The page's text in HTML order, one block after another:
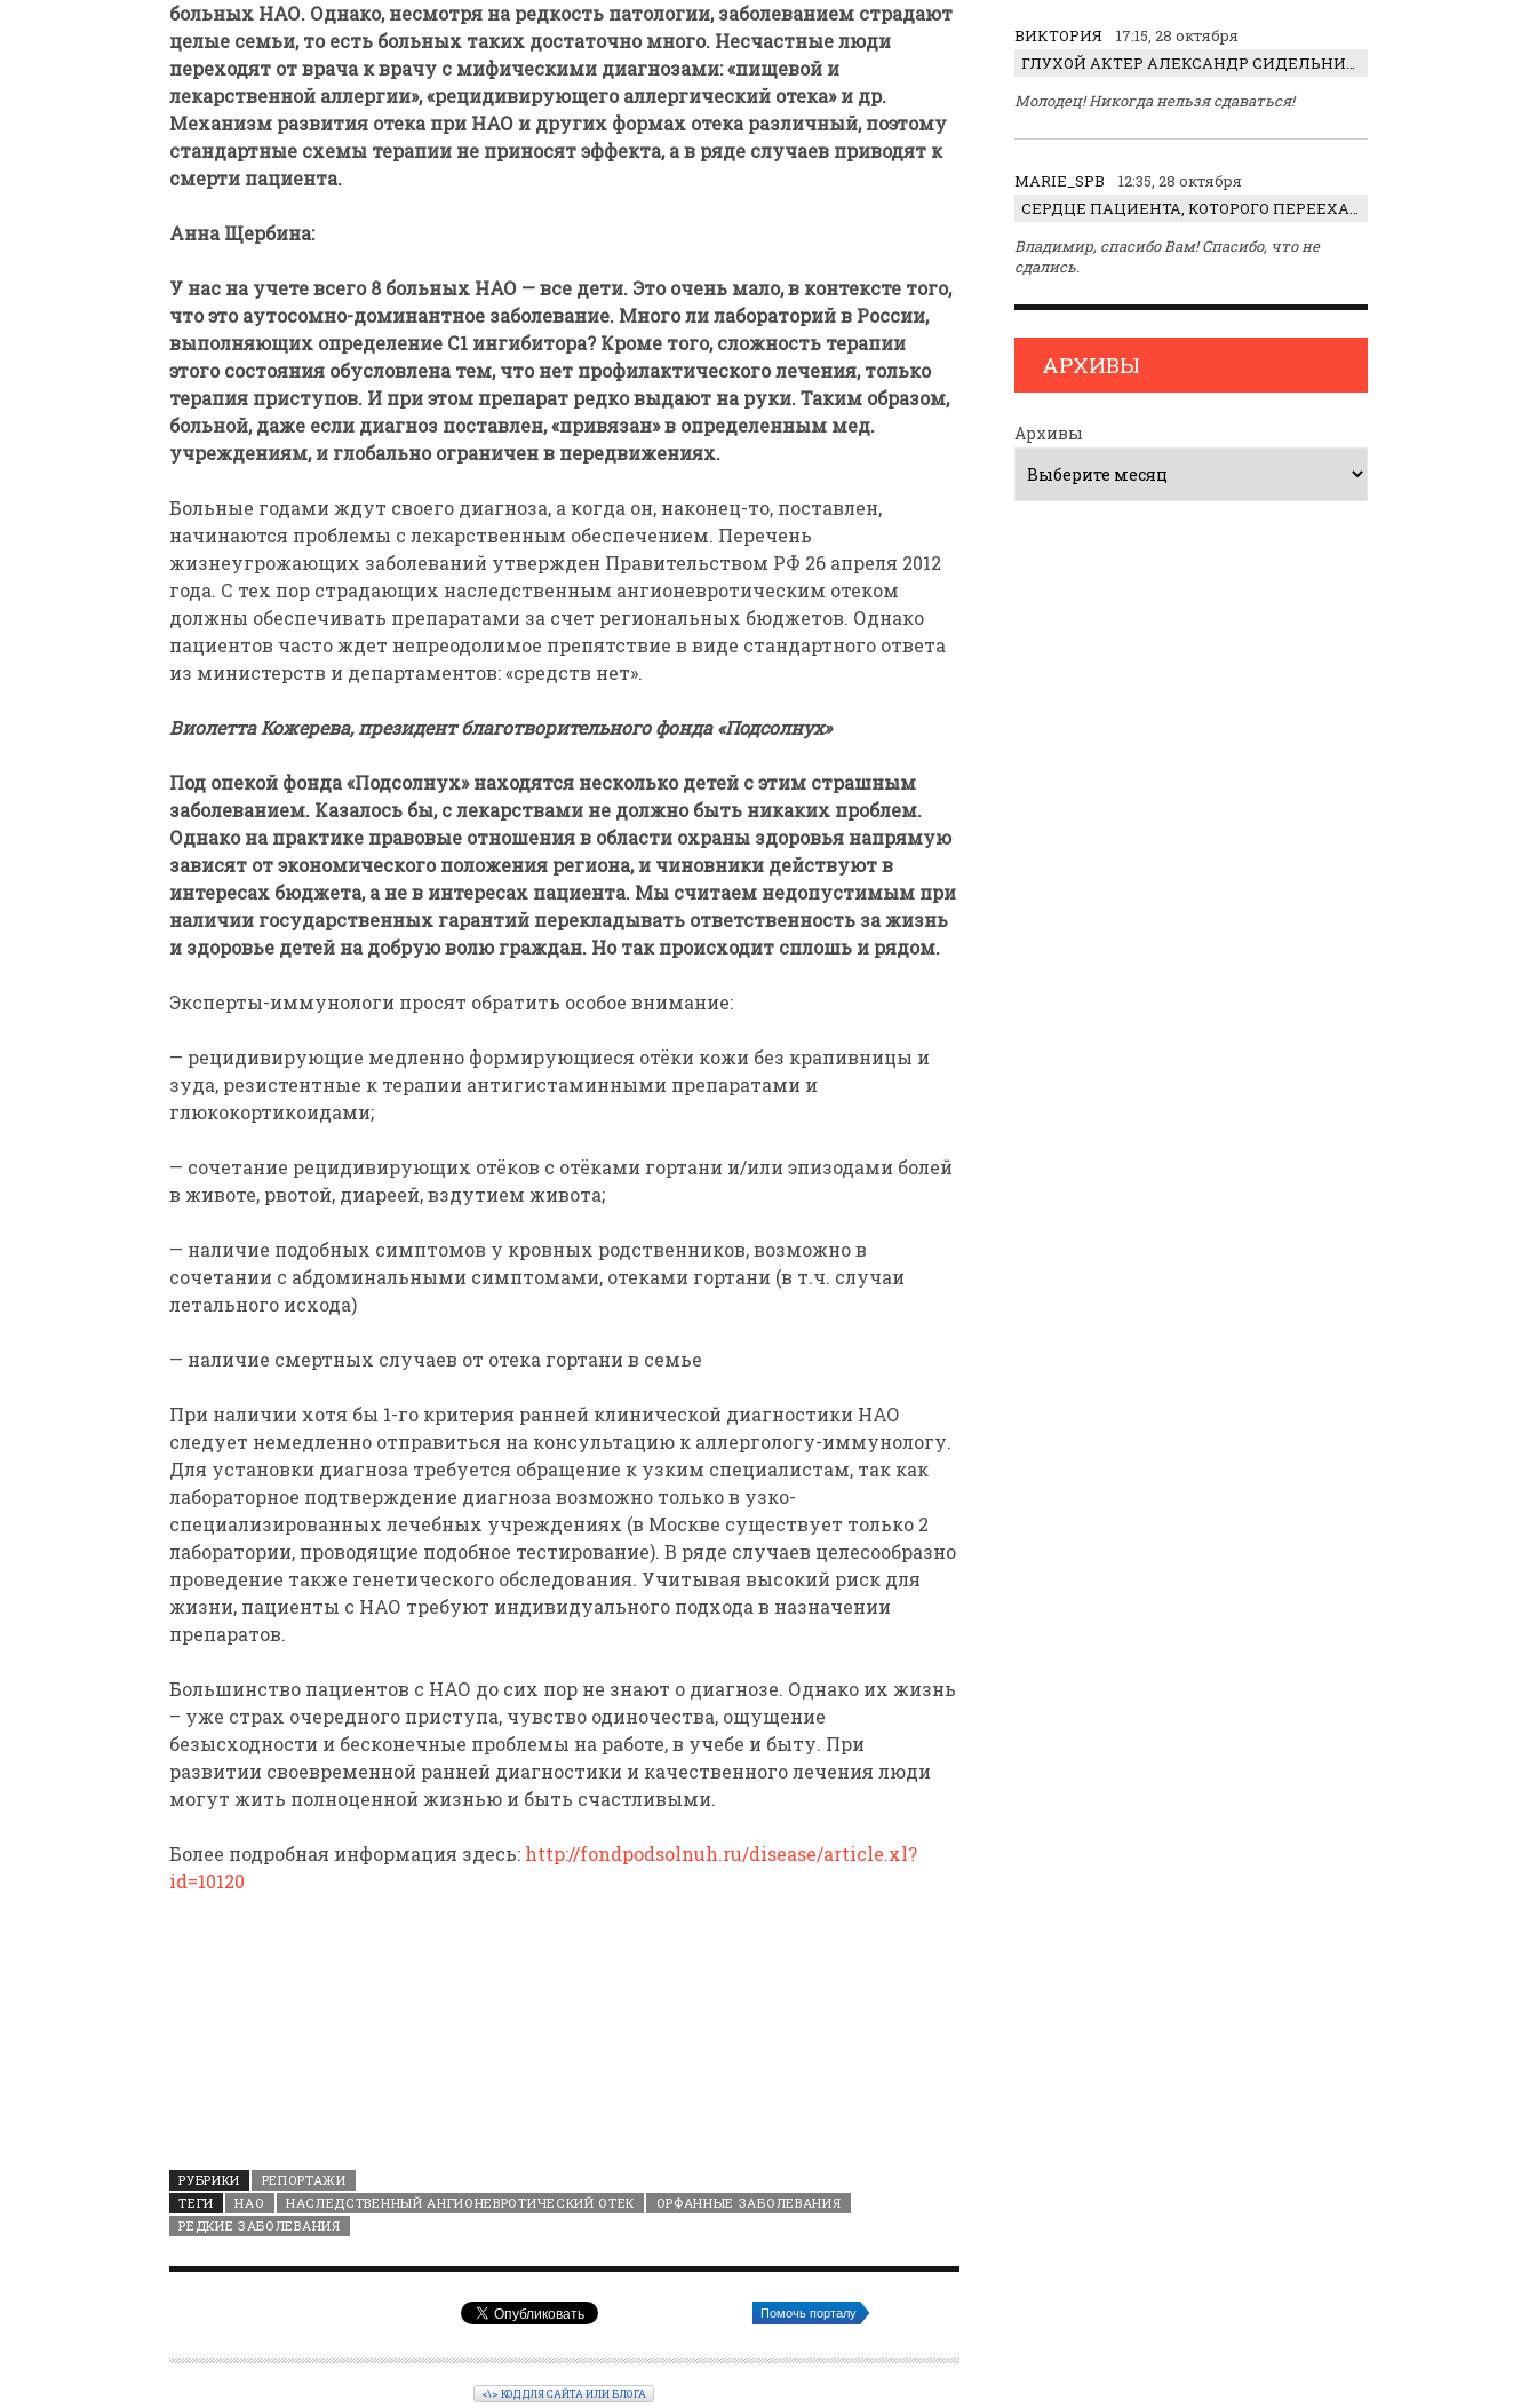
больных НАО. Однако, несмотря на редкость патологии, заболеванием страдают
целые семьи, то есть больных таких достаточно много. Несчастные люди
переходят от врача к врачу с мифическими диагнозами: «пищевой и
лекарственной аллергии», «рецидивирующего аллергический отека» и др.
Механизм развития отека при НАО и других формах отека различный, поэтому
стандартные схемы терапии не приносят эффекта, а в ряде случаев приводят к
смерти пациента.
Анна Щербина:
У нас на учете всего 8 больных НАО — все дети. Это очень мало, в контексте того,
что это аутосомно-доминантное заболевание. Много ли лабораторий в России,
выполняющих определение С1 ингибитора? Кроме того, сложность терапии
этого состояния обусловлена тем, что нет профилактического лечения, только
терапия приступов. И при этом препарат редко выдают на руки. Таким образом,
больной, даже если диагноз поставлен, «привязан» в определенным мед.
учреждениям, и глобально ограничен в передвижениях.
Больные годами ждут своего диагноза, а когда он, наконец-то, поставлен,
начинаются проблемы с лекарственным обеспечением. Перечень
жизнеугрожающих заболеваний утвержден Правительством РФ 26 апреля 2012
года. С тех пор страдающих наследственным ангионевротическим отеком
должны обеспечивать препаратами за счет региональных бюджетов. Однако
пациентов часто ждет непреодолимое препятствие в виде стандартного ответа
из министерств и департаментов: «средств нет».
Виолетта Кожерева, президент благотворительного фонда «Подсолнух»
Под опекой фонда «Подсолнух» находятся несколько детей с этим страшным
заболеванием. Казалось бы, с лекарствами не должно быть никаких проблем.
Однако на практике правовые отношения в области охраны здоровья напрямую
зависят от экономического положения региона, и чиновники действуют в
интересах бюджета, а не в интересах пациента. Мы считаем недопустимым при
наличии государственных гарантий перекладывать ответственность за жизнь
и здоровье детей на добрую волю граждан. Но так происходит сплошь и рядом.
Эксперты-иммунологи просят обратить особое внимание:
— рецидивирующие медленно формирующиеся отёки кожи без крапивницы и
зуда, резистентные к терапии антигистаминными препаратами и
глюкокортикоидами;
— сочетание рецидивирующих отёков с отёками гортани и/или эпизодами болей
в животе, рвотой, диареей, вздутием живота;
— наличие подобных симптомов у кровных родственников, возможно в
сочетании с абдоминальными симптомами, отеками гортани (в т.ч. случаи
летального исхода)
— наличие смертных случаев от отека гортани в семье
При наличии хотя бы 1-го критерия ранней клинической диагностики НАО
следует немедленно отправиться на консультацию к аллергологу-иммунологу.
Для установки диагноза требуется обращение к узким специалистам, так как
лабораторное подтверждение диагноза возможно только в узко-
специализированных лечебных учреждениях (в Москве существует только 2
лаборатории, проводящие подобное тестирование). В ряде случаев целесообразно
проведение также генетического обследования. Учитывая высокий риск для
жизни, пациенты с НАО требуют индивидуального подхода в назначении
препаратов.
Большинство пациентов с НАО до сих пор не знают о диагнозе. Однако их жизнь
– уже страх очередного приступа, чувство одиночества, ощущение
безысходности и бесконечные проблемы на работе, в учебе и быту. При
развитии своевременной ранней диагностики и качественного лечения люди
могут жить полноценной жизнью и быть счастливыми.
Более подробная информация здесь: http://fondpodsolnuh.ru/disease/article.xl?
id=10120
РУБРИКИ
РЕПОРТАЖИ
ТЕГИ
НАО НАСЛЕДСТВЕННЫЙ АНГИОНЕВРОТИЧЕСКИЙ ОТЕК
ОРФАННЫЕ ЗАБОЛЕВАНИЯ
РЕДКИЕ ЗАБОЛЕВАНИЯ
Помочь порталу
<\> КОД ДЛЯ САЙТА ИЛИ БЛОГА
ВИКТОРИЯ
17:15, 28 октября
ГЛУХОЙ АКТЕР АЛЕКСАНДР СИДЕЛЬНИКОВ: «С НАСЛАЖДЕНИЕМ ИГРАЛ ОТРИЦАТЕЛЬНОГО ГЕРОЯ!»
Молодец! Никогда нельзя сдаваться!
MARIE_SPB
12:35, 28 октября
СЕРДЦЕ ПАЦИЕНТА, КОТОРОГО ПЕРЕЕХАЛ ТРАКТОР, ОБНАРУЖИЛИ… В ЖИВОТЕ
Владимир, спасибо Вам! Спасибо, что не
сдались.
АРХИВЫ
Архивы